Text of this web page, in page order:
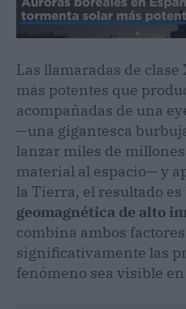
Las llamaradas de clase
más potentes que
acompañadas de una
—una gigantesca
lanzar miles de
material al espacio— y
la Tierra, el resultado es
geomagnética de alto
combina ambos
significativamente las
fenómeno sea visible